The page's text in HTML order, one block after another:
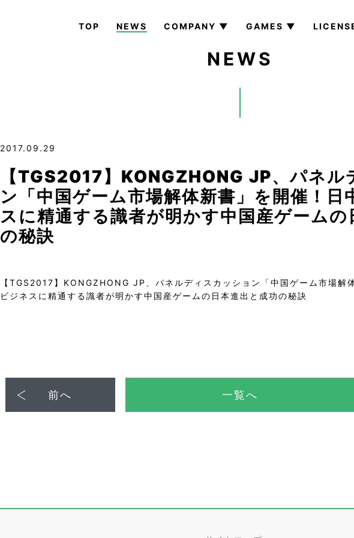
TOP NEWS COMPANY ▼ GAMES ▼
NEWS
2017.09.29
【TGS2017】KONGZHONG JP、パネル
ン「中国ゲーム市場解体新書」を開催！日
スに精通する識者が明かす中国産ゲームの
の秘訣
【TGS2017】KONGZHONG JP、パネルディスカッション「中国ゲーム市場解
ビジネスに精通する識者が明かす中国産ゲームの日本進出と成功の秘訣
前へ 一覧へ